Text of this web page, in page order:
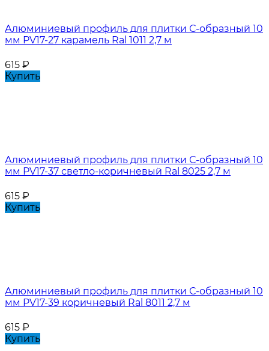
Алюминиевый профиль для плитки С-образный 10
мм PV17-27 карамель Ral 1011 2,7 м
615 ₽
Купить
Алюминиевый профиль для плитки С-образный 10
мм PV17-37 светло-коричневый Ral 8025 2,7 м
615 ₽
Купить
Алюминиевый профиль для плитки С-образный 10
мм PV17-39 коричневый Ral 8011 2,7 м
615 ₽
Купить